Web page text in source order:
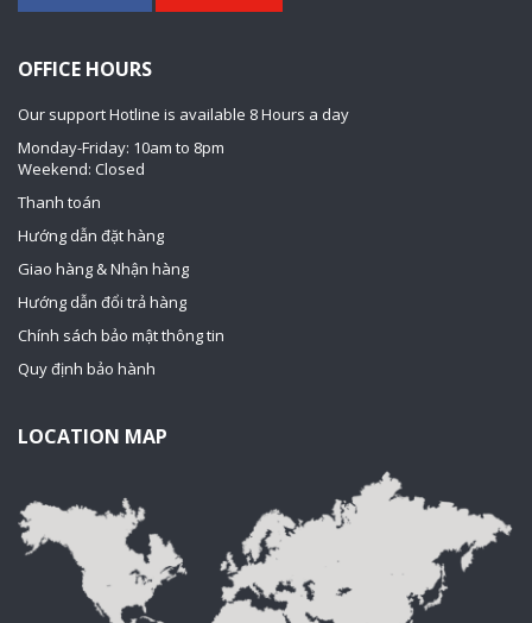
OFFICE HOURS
Our support Hotline is available 8 Hours a day
Monday-Friday: 10am to 8pm
Weekend: Closed
Thanh toán
Hướng dẫn đặt hàng
Giao hàng & Nhận hàng
Hướng dẫn đổi trả hàng
Chính sách bảo mật thông tin
Quy định bảo hành
LOCATION MAP